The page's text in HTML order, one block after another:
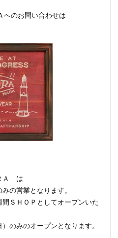
へのお問い合わせは
Ａ は
の営業となります。
ＳＨＯＰとしてオープンいた
のみのオープンとなります。